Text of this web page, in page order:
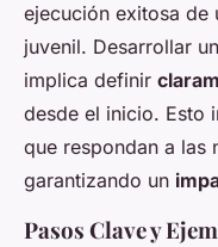
ejecución exitosa de
juvenil. Desarrollar
implica definir
desde el inicio. Esto
que respondan a las
garantizando un
Pasos Clave y